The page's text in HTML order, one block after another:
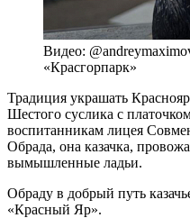
Видео:
«Красгорпарк»
Традиция украшать
Шестого суслика с
воспитанникам лицея
Обрада, она казачка,
вымышленные ладьи.
Обраду в добрый путь
«Красный Яр».